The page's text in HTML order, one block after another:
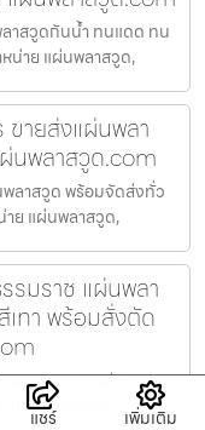
าสวูดกันน้ำ ทนแดด ทน
น่าย แผ่นพลาสวูด,
ายส่งแผ่นพลา
นพลาสวูด.com
ลาสวูด พร้อมจัดส่งทั่ว
ย แผ่นพลาสวูด,
รมราช แผ่นพลา
เทา พร้อมสั่งตัด
พลาสวูดหลายสี-ขนาด
ถูก แผ่นพลาสวู
แชร์ เพิ่มเติม